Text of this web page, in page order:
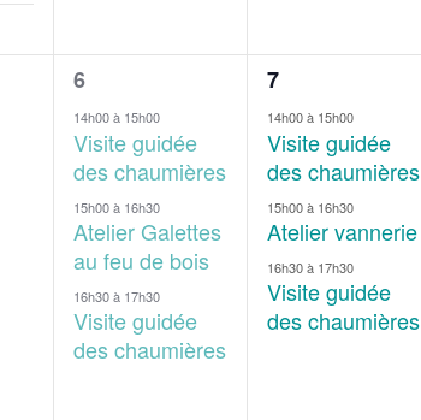
3
évènements,
6
14h00à 15h00
Visite guidée
des chaumières
15h00à 16h30
Atelier Galettes
au feu de bois
16h30à 17h30
Visite guidée
des chaumières
3
évènements,
7
14h00à 15h00
Visite guidée
des chaumières
15h00à 16h30
Atelier vannerie
16h30à 17h30
Visite guidée
des chaumières